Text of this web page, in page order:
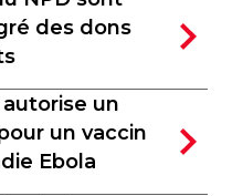
des dons
un
un vaccin
Ebola